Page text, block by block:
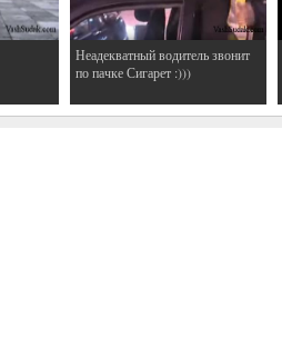
Неадекватный водитель звонит
по пачке Сигарет :)))